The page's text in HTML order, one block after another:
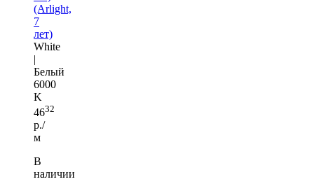
(Arlight,
7
лет)
White
|
Белый
6000
K
4632
р./
м
В
наличии